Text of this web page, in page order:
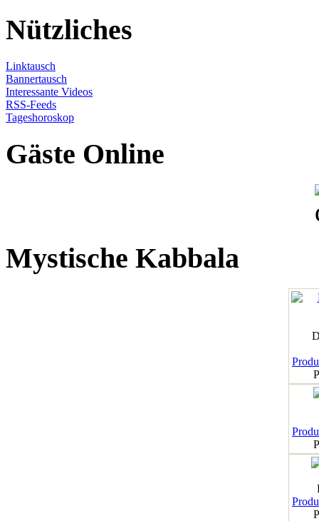
Nützliches
Linktausch
Bannertausch
Interessante Videos
RSS-Feeds
Tageshoroskop
Gäste Online
Mystische Kabbala